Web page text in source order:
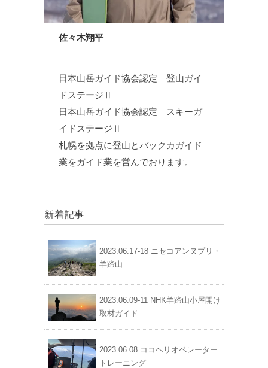
佐々木翔平
日本山岳ガイド協会認定 登山ガイ
ドステージⅡ
日本山岳ガイド協会認定 スキーガ
イドステージⅡ
札幌を拠点に登山とバックカガイド
業をガイド業を営んでおります。
新着記事
2023.06.17-18 ニセコアンヌプリ・
羊蹄山
2023.06.09-11 NHK羊蹄山小屋開け
取材ガイド
2023.06.08 ココヘリオペレーター
トレーニング